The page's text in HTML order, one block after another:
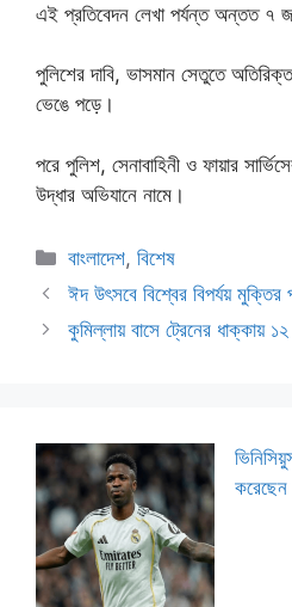
এই প্রতিবেদন লেখা পর্যন্ত অন্তত ৭
পুলিশের দাবি, ভাসমান সেতুতে
ভেঙে পড়ে।
পরে পুলিশ, সেনাবাহিনী ও ফায়ার
উদ্ধার অভিযানে নামে।
Categories
বাংলাদেশ,বিশেষ
ঈদ উৎসবে বিশ্বের বিপর্যয় মুক্তির
কুমিল্লায় বাসে ট্রেনের ধাক্কায়